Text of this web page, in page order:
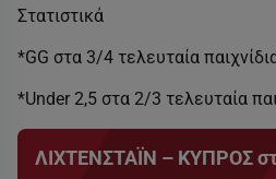
Στατιστικά
*GG στα 3/4 τελευταία
*Under 2,5 στα 2/3 τελευταία
ΛΙΧΤΕΝΣΤΑΪΝ – ΚΥΠΡΟΣ